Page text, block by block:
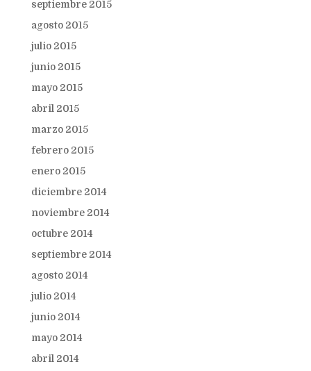
septiembre 2015
agosto 2015
julio 2015
junio 2015
mayo 2015
abril 2015
marzo 2015
febrero 2015
enero 2015
diciembre 2014
noviembre 2014
octubre 2014
septiembre 2014
agosto 2014
julio 2014
junio 2014
mayo 2014
abril 2014